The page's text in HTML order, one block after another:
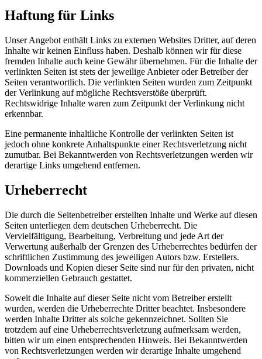
Haftung für Links
Unser Angebot enthält Links zu externen Websites Dritter, auf deren
Inhalte wir keinen Einfluss haben. Deshalb können wir für diese
fremden Inhalte auch keine Gewähr übernehmen. Für die Inhalte der
verlinkten Seiten ist stets der jeweilige Anbieter oder Betreiber der
Seiten verantwortlich. Die verlinkten Seiten wurden zum Zeitpunkt
der Verlinkung auf mögliche Rechtsverstöße überprüft.
Rechtswidrige Inhalte waren zum Zeitpunkt der Verlinkung nicht
erkennbar.
Eine permanente inhaltliche Kontrolle der verlinkten Seiten ist
jedoch ohne konkrete Anhaltspunkte einer Rechtsverletzung nicht
zumutbar. Bei Bekanntwerden von Rechtsverletzungen werden wir
derartige Links umgehend entfernen.
Urheberrecht
Die durch die Seitenbetreiber erstellten Inhalte und Werke auf diesen
Seiten unterliegen dem deutschen Urheberrecht. Die
Vervielfältigung, Bearbeitung, Verbreitung und jede Art der
Verwertung außerhalb der Grenzen des Urheberrechtes bedürfen der
schriftlichen Zustimmung des jeweiligen Autors bzw. Erstellers.
Downloads und Kopien dieser Seite sind nur für den privaten, nicht
kommerziellen Gebrauch gestattet.
Soweit die Inhalte auf dieser Seite nicht vom Betreiber erstellt
wurden, werden die Urheberrechte Dritter beachtet. Insbesondere
werden Inhalte Dritter als solche gekennzeichnet. Sollten Sie
trotzdem auf eine Urheberrechtsverletzung aufmerksam werden,
bitten wir um einen entsprechenden Hinweis. Bei Bekanntwerden
von Rechtsverletzungen werden wir derartige Inhalte umgehend